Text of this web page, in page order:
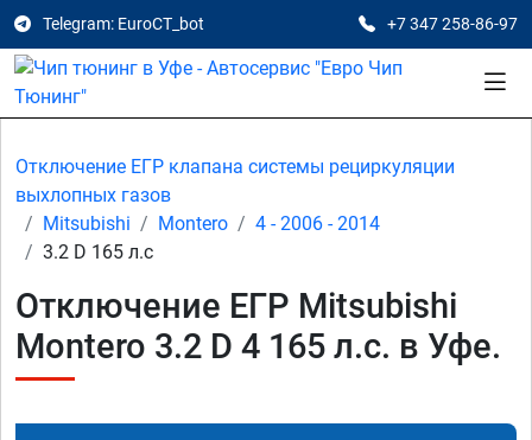
Telegram: EuroCT_bot +7 347 258-86-97
Отключение ЕГР клапана системы рециркуляции
выхлопных газов
Mitsubishi
Montero
4 - 2006 - 2014
3.2 D 165 л.с
Отключение ЕГР Mitsubishi
Montero 3.2 D 4 165 л.с. в Уфе.